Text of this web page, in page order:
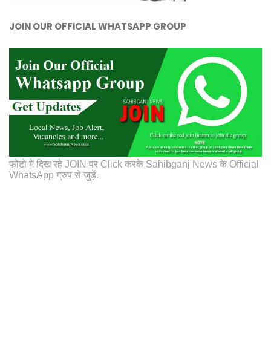
JOIN OUR OFFICIAL WHATSAPP GROUP
फोटो में दिख रहे JOIN पर Click करके Sahibganj News के Official
WhatsApp ग्रुप से जुड़ें.